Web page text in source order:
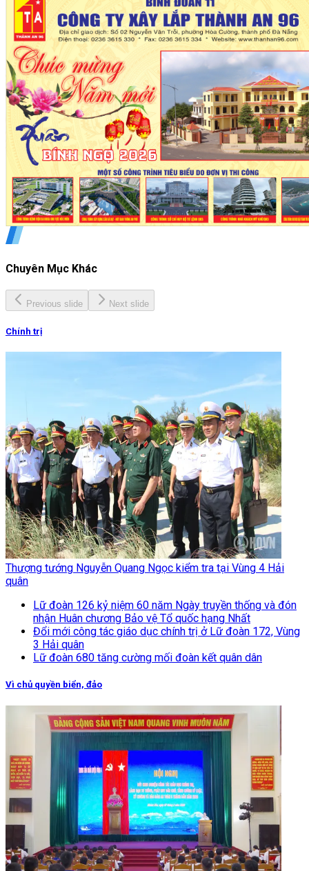
Chuyên Mục Khác
Previous slide Next slide
Chính trị
Thượng tướng Nguyễn Quang Ngọc kiểm tra tại Vùng 4 Hải
quân
Lữ đoàn 126 kỷ niệm 60 năm Ngày truyền thống và đón
nhận Huân chương Bảo vệ Tổ quốc hạng Nhất
Đổi mới công tác giáo dục chính trị ở Lữ đoàn 172, Vùng
3 Hải quân
Lữ đoàn 680 tăng cường mối đoàn kết quân dân
Vì chủ quyền biển, đảo